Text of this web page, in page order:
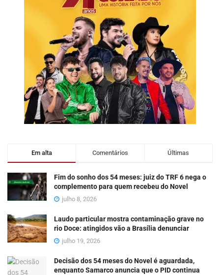
Em alta Comentários Últimas
Fim do sonho dos 54 meses: juiz do TRF 6 nega o
complemento para quem recebeu do Novel
julho 8, 2026
Laudo particular mostra contaminação grave no
rio Doce: atingidos vão a Brasília denunciar
julho 19, 2026
Decisão dos 54 meses do Novel é aguardada,
enquanto Samarco anuncia que o PID continua